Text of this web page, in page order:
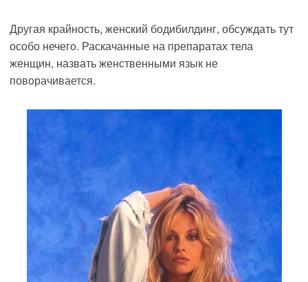
Другая крайность, женский бодибилдинг, обсуждать тут
особо нечего. Раскачанные на препаратах тела
женщин, назвать женственными язык не
поворачивается.